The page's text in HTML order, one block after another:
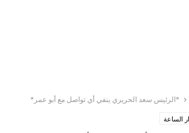
*الرئيس سعد الحريري ينفي أي تواصل مع أبو عمر*
الساعة